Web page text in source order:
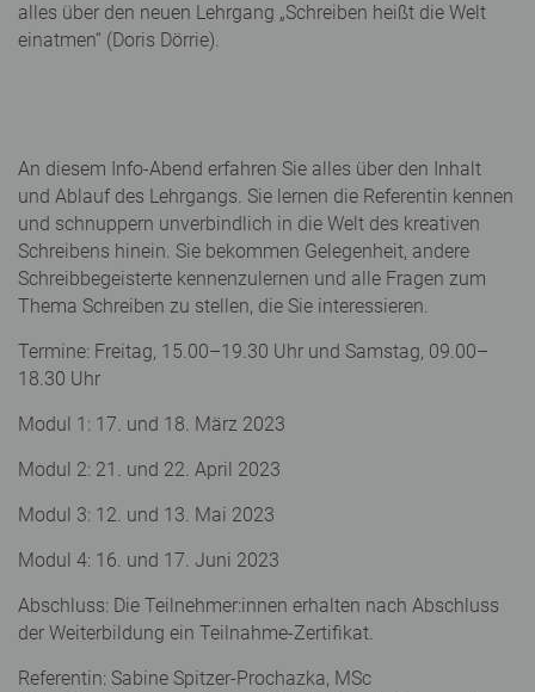
alles über den neuen Lehrgang „Schreiben heißt die Welt
einatmen“ (Doris Dörrie).
An diesem Info-Abend erfahren Sie alles über den Inhalt
und Ablauf des Lehrgangs. Sie lernen die Referentin kennen
und schnuppern unverbindlich in die Welt des kreativen
Schreibens hinein. Sie bekommen Gelegenheit, andere
Schreibbegeisterte kennenzulernen und alle Fragen zum
Thema Schreiben zu stellen, die Sie interessieren.
Termine: Freitag, 15.00–19.30 Uhr und Samstag, 09.00–
18.30 Uhr
Modul 1: 17. und 18. März 2023
Modul 2: 21. und 22. April 2023
Modul 3: 12. und 13. Mai 2023
Modul 4: 16. und 17. Juni 2023
Abschluss: Die Teilnehmer:innen erhalten nach Abschluss
der Weiterbildung ein Teilnahme-Zertifikat.
Referentin: Sabine Spitzer-Prochazka, MSc